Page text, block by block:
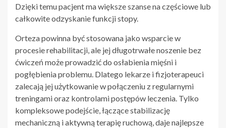
Dzięki temu pacjent ma większe szanse na częściowe lub
całkowite odzyskanie funkcji stopy.
Orteza powinna być stosowana jako wsparcie w
procesie rehabilitacji, ale jej długotrwałe noszenie bez
ćwiczeń może prowadzić do osłabienia mięśni i
pogłębienia problemu. Dlatego lekarze i fizjoterapeuci
zalecają jej użytkowanie w połączeniu z regularnymi
treningami oraz kontrolami postępów leczenia. Tylko
kompleksowe podejście, łączące stabilizację
mechaniczną i aktywną terapię ruchową, daje najlepsze